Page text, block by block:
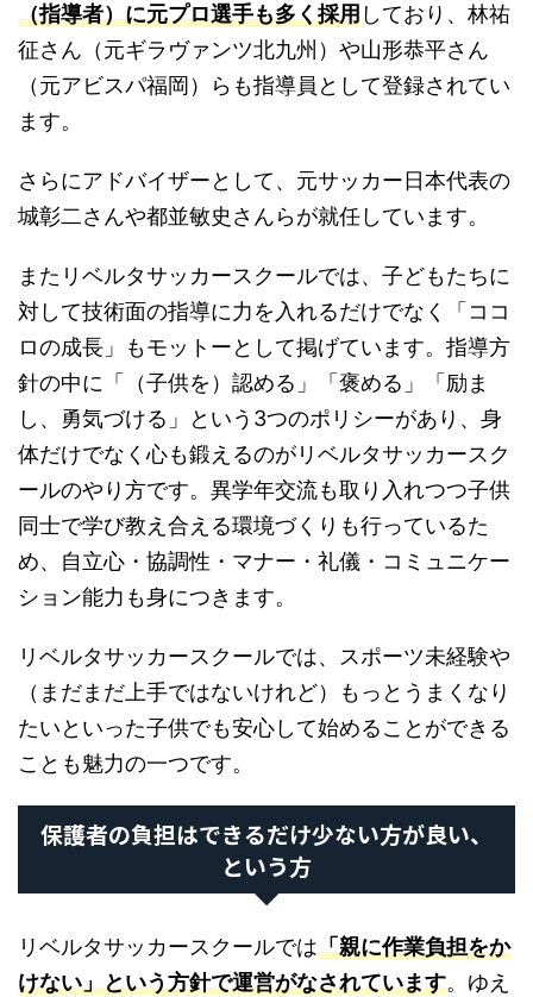
（指導者）に元プロ選手も多く採用しており、林祐
征さん（元ギラヴァンツ北九州）や山形恭平さん
（元アビスパ福岡）らも指導員として登録されてい
ます。
さらにアドバイザーとして、元サッカー日本代表の
城彰二さんや都並敏史さんらが就任しています。
またリベルタサッカースクールでは、子どもたちに
対して技術面の指導に力を入れるだけでなく「ココ
ロの成長」もモットーとして掲げています。指導方
針の中に「（子供を）認める」「褒める」「励ま
し、勇気づける」という3つのポリシーがあり、身
体だけでなく心も鍛えるのがリベルタサッカースク
ールのやり方です。異学年交流も取り入れつつ子供
同士で学び教え合える環境づくりも行っているた
め、自立心・協調性・マナー・礼儀・コミュニケー
ション能力も身につきます。
リベルタサッカースクールでは、スポーツ未経験や
（まだまだ上手ではないけれど）もっとうまくなり
たいといった子供でも安心して始めることができる
ことも魅力の一つです。
保護者の負担はできるだけ少ない方が良い、
という方
リベルタサッカースクールでは「親に作業負担をか
けない」という方針で運営がなされています。ゆえ